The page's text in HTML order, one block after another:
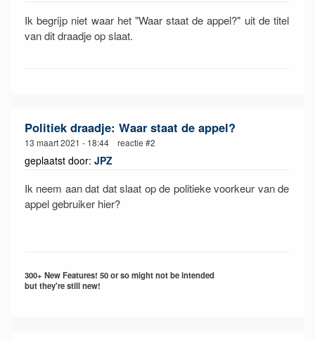
Ik begrijp niet waar het "Waar staat de appel?" uit de titel
van dit draadje op slaat.
Politiek draadje: Waar staat de appel?
13 maart 2021 - 18:44 reactie #2
geplaatst door: JPZ
Ik neem aan dat dat slaat op de politieke voorkeur van de
appel gebruiker hier?
300+ New Features! 50 or so might not be intended
but they're still new!